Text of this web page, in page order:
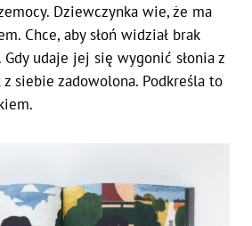
Dziewczynka wie, że ma
Chce, aby słoń widział brak
udaje jej się wygonić słonia z
siebie zadowolona. Podkreśla to